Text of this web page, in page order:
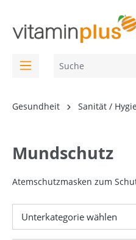
Gesundheit Sanität /
Mundschutz
Atemschutzmasken zum